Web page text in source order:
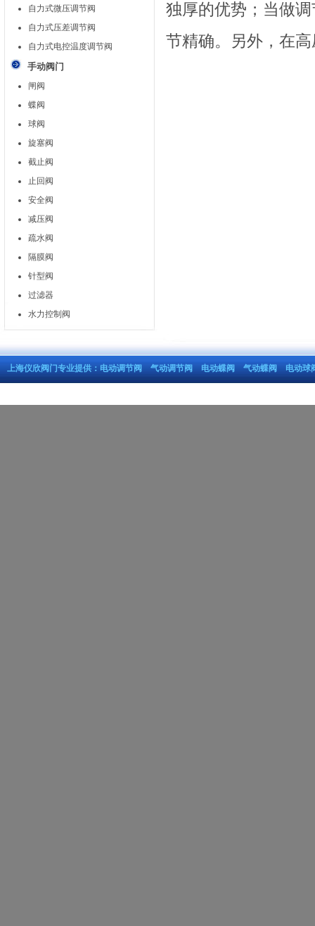
自力式微压调节阀
自力式压差调节阀
自力式电控温度调节阀
手动阀门
闸阀
蝶阀
球阀
旋塞阀
截止阀
止回阀
安全阀
减压阀
疏水阀
隔膜阀
针型阀
过滤器
水力控制阀
独厚的优势；当做
节精确。另外，在
上海仪欣阀门专业提供： 电动调节阀 气动调节阀 电动蝶阀 气动蝶阀 电动球